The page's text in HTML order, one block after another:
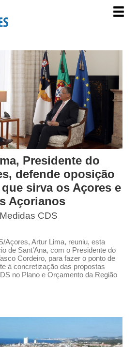
Presidente do
defende oposição
sirva os Açores e
Açorianos
Medidas CDS
Açores, Artur Lima, reuniu, esta
de Sant’Ana, com o Presidente do
Cordeiro, para fazer o ponto de
à concretização das propostas
no Plano e Orçamento da Região